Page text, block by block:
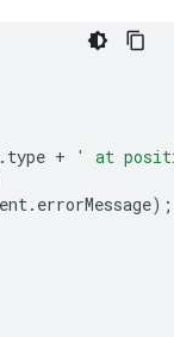
. type +
' at
. errorMessage);